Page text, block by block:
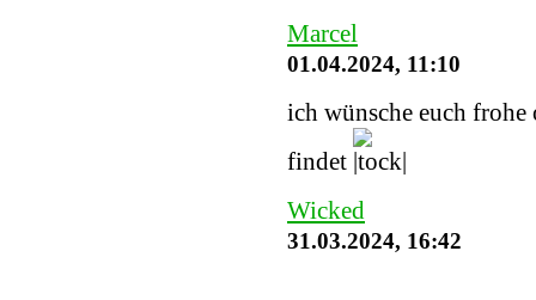
Marcel
01.04.2024, 11:10
ich wünsche euch frohe
findet
Wicked
31.03.2024, 16:42